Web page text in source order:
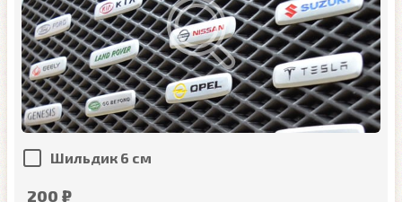
Шильдик 6 см
200 ₽